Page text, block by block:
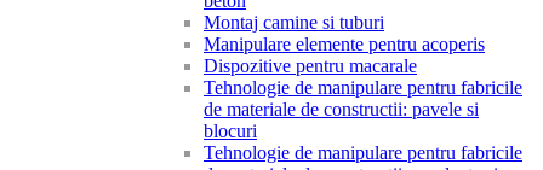
Montaj camine si tuburi
Manipulare elemente pentru acoperis
Dispozitive pentru macarale
Tehnologie de manipulare pentru fabricile
de materiale de constructii: pavele si
blocuri
Tehnologie de manipulare pentru fabricile